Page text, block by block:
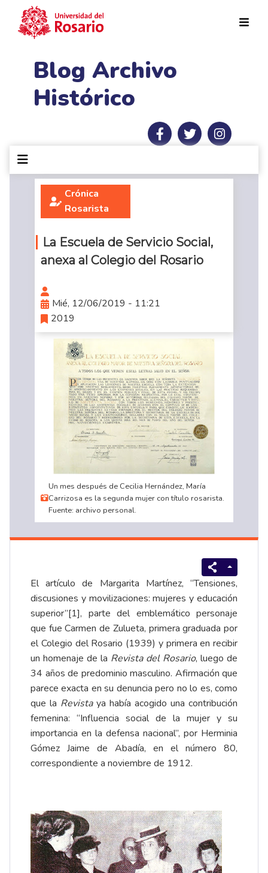
Blog Archivo
Histórico
Crónica
Rosarista
La Escuela de Servicio Social,
anexa al Colegio del Rosario
Mié, 12/06/2019 - 11:21
2019
Un mes después de Cecilia Hernández, María
Carrizosa es la segunda mujer con título rosarista.
Fuente: archivo personal.
El artículo de Margarita Martínez, “Tensiones,
discusiones y movilizaciones: mujeres y educación
superior”[1], parte del emblemático personaje
que fue Carmen de Zulueta, primera graduada por
el Colegio del Rosario (1939) y primera en recibir
un homenaje de la Revista del Rosario, luego de
34 años de predominio masculino. Afirmación que
parece exacta en su denuncia pero no lo es, como
que la Revista ya había acogido una contribución
femenina: “Influencia social de la mujer y su
importancia en la defensa nacional”, por Herminia
Gómez Jaime de Abadía, en el número 80,
correspondiente a noviembre de 1912.